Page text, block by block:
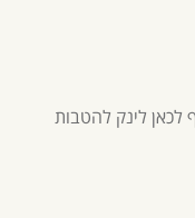
לינק להטבות